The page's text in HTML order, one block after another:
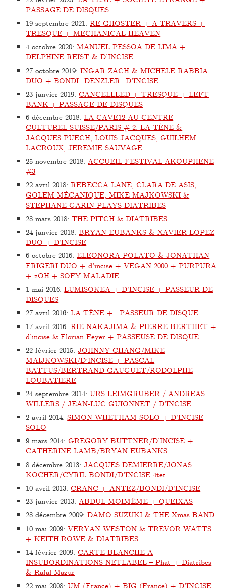
PASSAGE DE DISQUES
19 septembre 2021:RE-GHOSTER + A TRAVERS +
TRESQUE + MECHANICAL HEAVEN
4 octobre 2020:MANUEL PESSOA DE LIMA +
DELPHINE REIST & D’INCISE
27 octobre 2019:INGAR ZACH & MICHELE RABBIA
DUO + BONDI_DENZLER_D’INCISE
23 janvier 2019:CANCELLLED + TRESQUE + LEFT
BANK + PASSAGE DE DISQUES
6 décembre 2018:LA CAVE12 AU CENTRE
CULTUREL SUISSE/PARIS # 2: LA TÈNE &
JACQUES PUECH, LOUIS JACQUES, GUILHEM
LACROUX, JEREMIE SAUVAGE
25 novembre 2018:ACCUEIL FESTIVAL AKOUPHENE
#3
22 avril 2018:REBECCA LANE, CLARA DE ASIS,
GOLEM MÉCANIQUE, MIKE MAJKOWSKI &
STEPHANE GARIN PLAYS DIATRIBES
28 mars 2018:THE PITCH & DIATRIBES
24 janvier 2018:BRYAN EUBANKS & XAVIER LOPEZ
DUO + D’INCISE
6 octobre 2016:ELEONORA POLATO & JONATHAN
FRIGERI DUO + d’incise + VEGAN 2000 + PURPURA
+ zOH + SOFY MALADIE
1 mai 2016:LUMISOKEA + D’INCISE + PASSEUR DE
DISQUES
27 avril 2016:LA TÈNE + PASSEUR DE DISQUE
17 avril 2016:RIE NAKAJIMA & PIERRE BERTHET +
d’incise & Florian Feyer + PASSEUSE DE DISQUE
22 février 2015:JOHNNY CHANG/MIKE
MAIJKOWSKI/D’INCISE + PASCAL
BATTUS/BERTRAND GAUGUET/RODOLPHE
LOUBATIERE
24 septembre 2014:URS LEIMGRUBER / ANDREAS
WILLERS / JEAN-LUC GUIONNET / D’INCISE
2 avril 2014:SIMON WHETHAM SOLO + D’INCISE
SOLO
9 mars 2014:GREGORY BÜTTNER/D’INCISE +
CATHERINE LAMB/BRYAN EUBANKS
8 décembre 2013:JACQUES DEMIERRE/JONAS
KOCHER/CYRIL BONDI/D’INCISE 4tet
10 avril 2013:CRANC + ANTEZ/BONDI/D’INCISE
23 janvier 2013:ABDUL MOIMÊME + QUEIXAS
28 décembre 2009:DAMO SUZUKI & THE Xmas BAND
10 mai 2009:VERYAN WESTON & TREVOR WATTS
+ KEITH ROWE & DIATRIBES
14 février 2009:CARTE BLANCHE A
INSUBORDINATIONS NETLABEL – Phat + Diatribes
& Rafal Mazur
22 mai 2008:UM (France) + BIG (France) + D’INCISE